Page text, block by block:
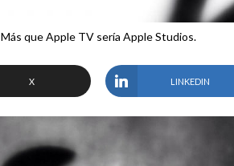
Más que Apple TV sería Apple Studios.
X LINKEDIN